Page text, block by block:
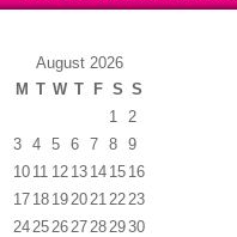
August 2026
M T W T F S S
1
2
3
4 5 6 7 8
9
10 11 12 13 14 15 16
17 18 19 20 21 22 23
24 25 26 27 28 2930